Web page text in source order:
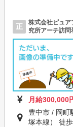
正
株式会社ピュア
究所アーチ訪
月給300,000
豊中市 / 岡町
塚本線） 徒